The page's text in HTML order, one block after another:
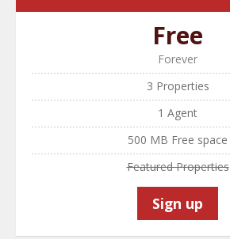
Free
Forever
3 Properties
1 Agent
500 MB Free space
Featured Properties
Sign up